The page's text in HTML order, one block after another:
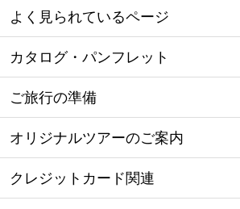
よく見られているページ
カタログ・パンフレット
ご旅行の準備
オリジナルツアーのご案内
クレジットカード関連